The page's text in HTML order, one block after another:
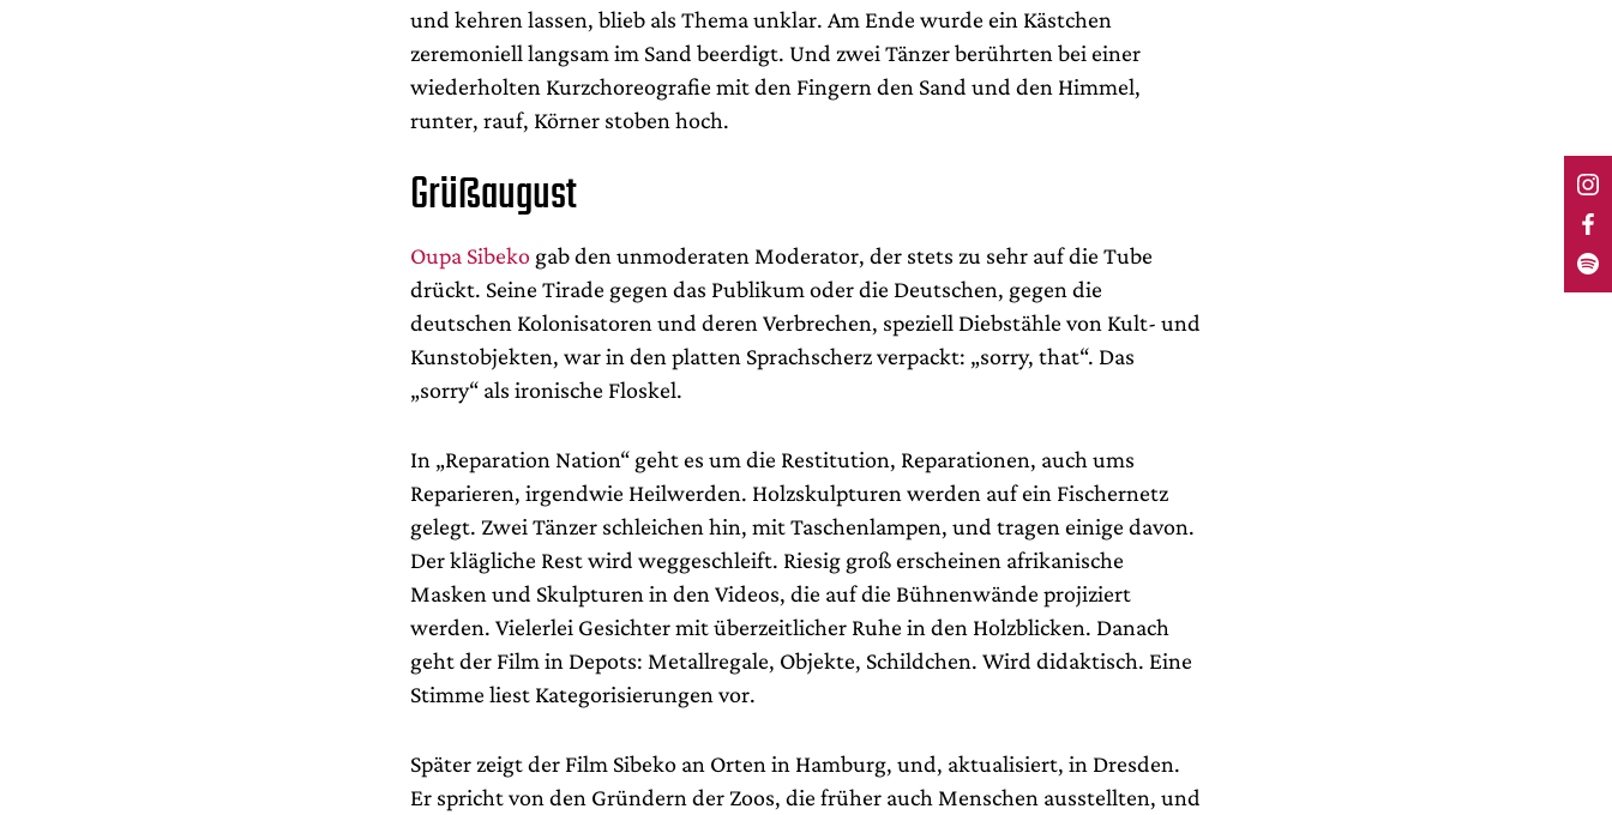
und kehren lassen, blieb als Thema unklar. Am Ende wurde ein Kästchen
zeremoniell langsam im Sand beerdigt. Und zwei Tänzer berührten bei einer
wiederholten Kurzchoreografie mit den Fingern den Sand und den Himmel,
runter, rauf, Körner stoben hoch.
Grüßaugust
Oupa Sibeko gab den unmoderaten Moderator, der stets zu sehr auf die Tube
drückt. Seine Tirade gegen das Publikum oder die Deutschen, gegen die
deutschen Kolonisatoren und deren Verbrechen, speziell Diebstähle von Kult- und
Kunstobjekten, war in den platten Sprachscherz verpackt: „sorry, that“. Das
„sorry“ als ironische Floskel.
In „Reparation Nation“ geht es um die Restitution, Reparationen, auch ums
Reparieren, irgendwie Heilwerden. Holzskulpturen werden auf ein Fischernetz
gelegt. Zwei Tänzer schleichen hin, mit Taschenlampen, und tragen einige davon.
Der klägliche Rest wird weggeschleift. Riesig groß erscheinen afrikanische
Masken und Skulpturen in den Videos, die auf die Bühnenwände projiziert
werden. Vielerlei Gesichter mit überzeitlicher Ruhe in den Holzblicken. Danach
geht der Film in Depots: Metallregale, Objekte, Schildchen. Wird didaktisch. Eine
Stimme liest Kategorisierungen vor.
Später zeigt der Film Sibeko an Orten in Hamburg, und, aktualisiert, in Dresden.
Er spricht von den Gründern der Zoos, die früher auch Menschen ausstellten, und